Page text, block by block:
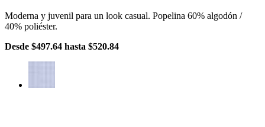
Moderna y juvenil para un look casual. Popelina 60% algodón /
40% poliéster.
Desde $497.64 hasta $520.84